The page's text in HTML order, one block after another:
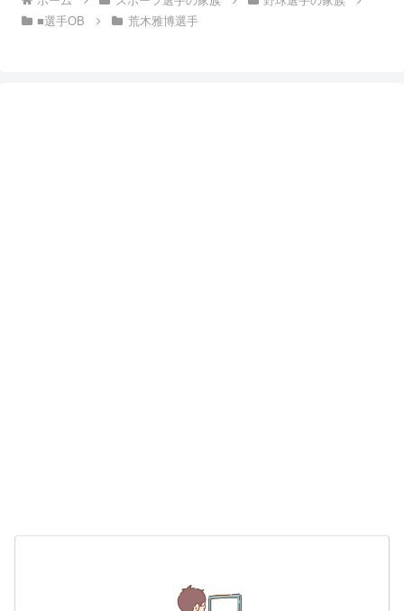
■選手OB
荒木雅博選手